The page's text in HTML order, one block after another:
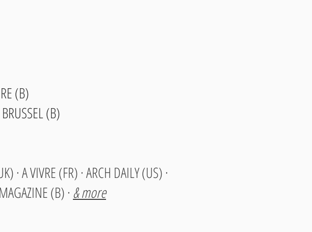
(B)
(B)
· A VIVRE (FR) · ARCH DAILY (US) ·
(B) · & more